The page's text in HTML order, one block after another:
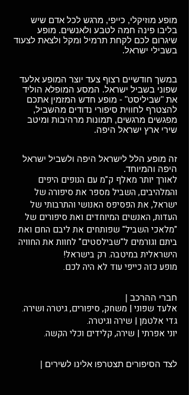
מופע מוזיקלי, כייפי, מרגש לכל אדם שיש
בליבו פינה חמה לטבע ולאנשים. מופע
שיגרום לכם לקחת תרמיל ומקל ולצאת לצעוד
בשבילי ישראל.
במשך חודשיים רצוף צעד יוצר המופע אלעד
שפוני בשביל ישראל. המסע המופלא הוליד
את "שביליסט" - מופע חדש המזמין אתכם
להצטרף לחווית סיפורי נדודים מהשביל,
מפגשים מרגשים, תמונות מרהיבות ומיטב
שירי ארץ ישראל היפה.
זה מופע הלל לישראל היפה ולשביל ישראל
היפה והמיוחד.
לאורך יותר מאלף ק"מ עם הנופים היפים
והמלהיבים, השביל מספר את סיפורה של
ישראל, את הפסיפס האנושי והתרבותי של
העדות, האנשים המיוחדים ואת סיפורים של
"מלאכי השביל" שפותחים את ליבם החם ואת
ביתם וגורמים ל"שבילסטים" לחוות את החוויה
הישראלית במיטבה. רק בישראל!
מופע כזה כייפי עוד לא היה לכם.
חברי ההרכב |
אלעד שפוני | משחק, סיפורים, גיטרה ושירה.
גדי אלטמן | שירה וגיטרה.
יוני אפרתי | שירה, קלידים וכלי הקשה.
לצד הסיפורים תצטרפו אלינו לשירים |